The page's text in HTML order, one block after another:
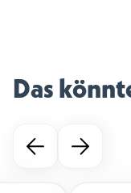
Das